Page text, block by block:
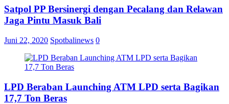
Satpol PP Bersinergi dengan Pecalang dan Relawan
Jaga Pintu Masuk Bali
Juni 22, 2020 Spotbalinews 0
LPD Beraban Launching ATM LPD serta Bagikan
17,7 Ton Beras